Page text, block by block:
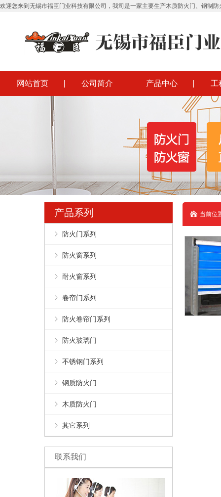
欢迎您来到无锡市福臣门业科技有限公司，我司是一家主要生产木质防火门、钢制
网站首页 公司简介 产品中心 工
产品系列
防火门系列
防火窗系列
耐火窗系列
卷帘门系列
防火卷帘门系列
防火玻璃门
不锈钢门系列
钢质防火门
木质防火门
其它系列
联系我们
当前位